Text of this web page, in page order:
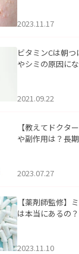
2023.11.17
ビタミンCは朝
やシミの原因に
2021.09.22
【教えてドクタ
や副作用は？長
2023.07.27
【薬剤師監修】
は本当にあるの？
2023.11.10